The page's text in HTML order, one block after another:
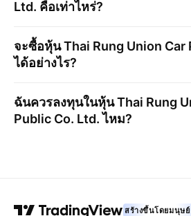
Ltd. คือเท่าไหร่?
จะซื้อหุ้นThai Rung Union Car
ได้อย่างไร?
ฉันควรลงทุนในหุ้นThai Rung
Public Co. Ltd.ไหม?
สร้างขึ้นโดยมนุษย์